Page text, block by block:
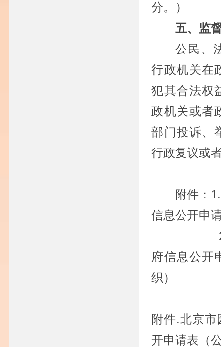
分。）
五、监
公民、
行政机关在
犯其合法权
政机关或者
部门投诉、
行政复议或
附件：
信息公开申
2.北
府信息公开
织）
附件.北京市
开申请表（